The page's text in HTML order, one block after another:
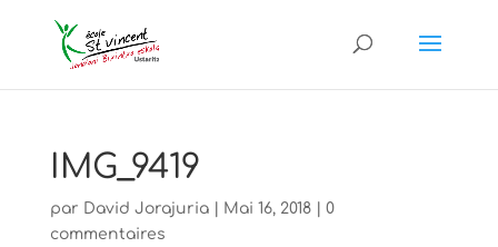
IMG_9419
par David Jorajuria| Mai 16, 2018| 0
commentaires